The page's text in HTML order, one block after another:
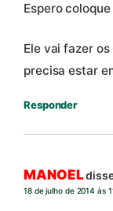
Espero
Ele vai fazer
precisa estar
Responder
MANOEL
18 de julho de 2014 às